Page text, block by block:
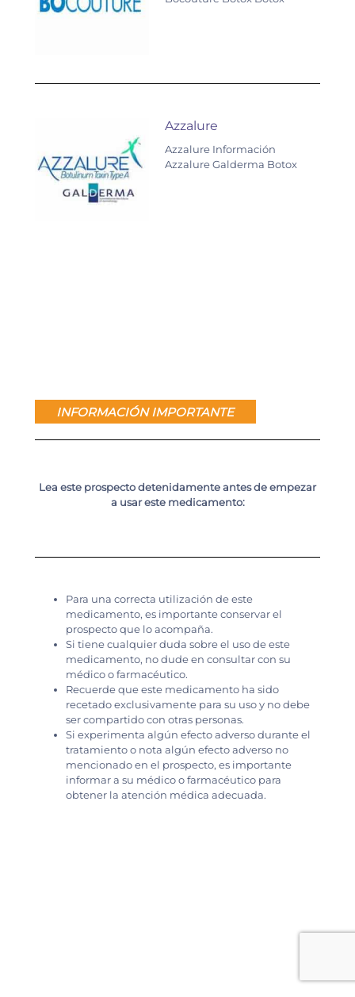
Azzalure
Azzalure Información
Azzalure Galderma Botox
INFORMACIÓN IMPORTANTE
Lea este prospecto detenidamente antes de empezar
a usar este medicamento:
Para una correcta utilización de este
medicamento, es importante conservar el
prospecto que lo acompaña.
Si tiene cualquier duda sobre el uso de este
medicamento, no dude en consultar con su
médico o farmacéutico.
Recuerde que este medicamento ha sido
recetado exclusivamente para su uso y no debe
ser compartido con otras personas.
Si experimenta algún efecto adverso durante el
tratamiento o nota algún efecto adverso no
mencionado en el prospecto, es importante
informar a su médico o farmacéutico para
obtener la atención médica adecuada.